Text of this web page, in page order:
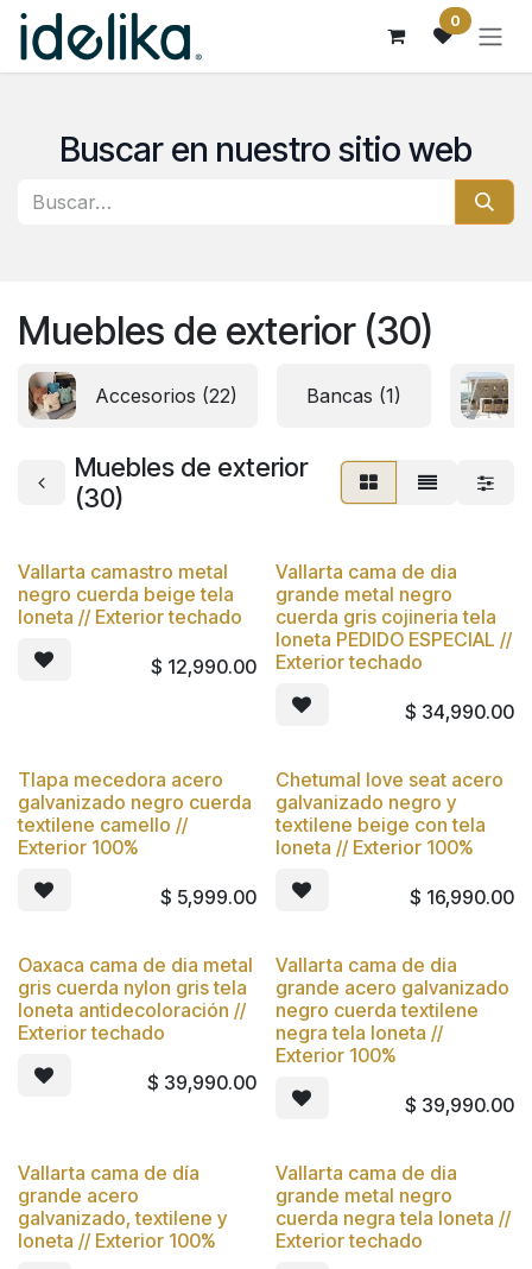
Ir al contenido 0
Buscar en nuestro sitio web
Muebles de exterior (30)
Accesorios (22) Bancas (1)
Muebles de exterior
(30)
Nuevo
Vallarta camastro metal
negro cuerda beige tela
loneta // Exterior techado
$ 12,990.00
Nuevo
Vallarta cama de dia
grande metal negro
cuerda gris cojineria tela
loneta PEDIDO ESPECIAL //
Exterior techado
$ 34,990.00
Nuevo
Tlapa mecedora acero
galvanizado negro cuerda
textilene camello //
Exterior 100%
$ 5,999.00
Nuevo
Chetumal love seat acero
galvanizado negro y
textilene beige con tela
loneta // Exterior 100%
$ 16,990.00
Nuevo
Oaxaca cama de dia metal
gris cuerda nylon gris tela
loneta antidecoloración //
Exterior techado
$ 39,990.00
Nuevo
Vallarta cama de dia
grande acero galvanizado
negro cuerda textilene
negra tela loneta //
Exterior 100%
$ 39,990.00
Nuevo
Vallarta cama de día
grande acero
galvanizado, textilene y
loneta // Exterior 100%
Nuevo
Vallarta cama de dia
grande metal negro
cuerda negra tela loneta //
Exterior techado